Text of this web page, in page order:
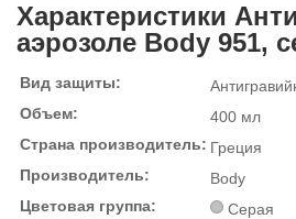
Характеристики
аэрозоле Body 951,
Вид защиты:
Объем:
400 мл
Страна производитель: Греция
Производитель:
Body
Цветовая группа:
Серая